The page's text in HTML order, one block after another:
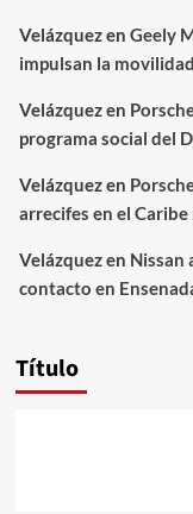
Velázquezen Geely
impulsan la
Velázquezen
programa social del
Velázquezen
arrecifes en el
Velázquezen Nissan
contacto en
Título